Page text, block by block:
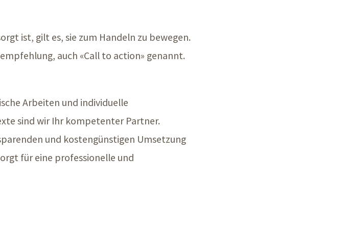
ist, gilt es, sie zum Handeln zu bewegen.
auch «Call to action» genannt.
Arbeiten und individuelle
sind wir Ihr kompetenter Partner.
und kostengünstigen Umsetzung
für eine professionelle und